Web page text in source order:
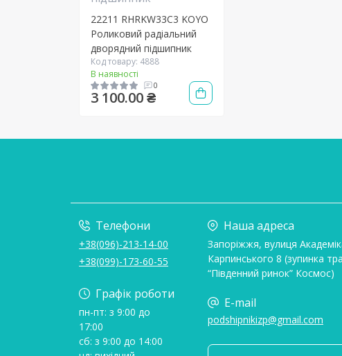
22211 RHRKW33C3 KOYO
Роликовий радіальний
дворядний підшипник
Код товару: 4888
В наявності
0
3 100.00 ₴
Телефони
+38(096)-213-14-00
+38(099)-173-60-55
Графік роботи
пн-пт: з 9:00 до
17:00
сб: з 9:00 до 14:00
Наша адреса
Запоріжжя, вулиця
Карпинського 8 (зупинка
“Південний ринок” Космос)
E-mail
podshipnikizp@gmail.com